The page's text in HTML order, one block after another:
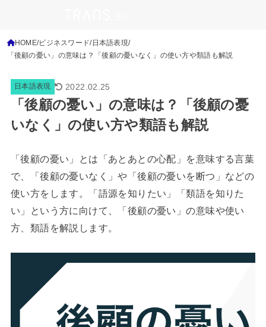
HOME ビジネスワード 日本語表現
「後顧の憂い」の意味は？「後顧の憂いなく」の使い方や類語も解説
日本語表現 2022.02.25
「後顧の憂い」の意味は？「後顧の憂
いなく」の使い方や類語も解説
「後顧の憂い」とは「あとあとの心配」を意味する言葉
で、「後顧の憂いなく」や「後顧の憂いを断つ」などの
使い方をします。「語源を知りたい」「類語を知りた
い」という方に向けて、「後顧の憂い」の意味や使い
方、類語を解説します。